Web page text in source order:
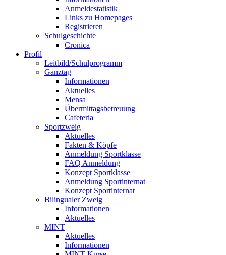
Anmeldestatistik
Links zu Homepages
Registrieren
Schulgeschichte
Cronica
Profil
Leitbild/Schulprogramm
Ganztag
Informationen
Aktuelles
Mensa
Übermittagsbetreuung
Cafeteria
Sportzweig
Aktuelles
Fakten & Köpfe
Anmeldung Sportklasse
FAQ Anmeldung
Konzept Sportklasse
Anmeldung Sportinternat
Konzept Sportinternat
Bilingualer Zweig
Informationen
Aktuelles
MINT
Aktuelles
Informationen